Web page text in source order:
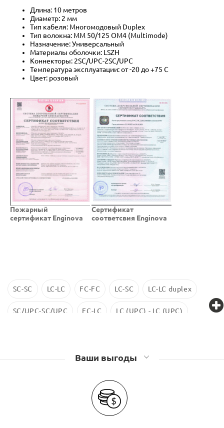
Длина: 10 метров
Диаметр: 2 мм
Тип кабеля: Многомодовый Duplex
Тип волокна: MM 50/125 OM4 (Multimode)
Назначение: Универсальный
Материалы оболочки: LSZH
Коннекторы: 2SC/UPC-2SC/UPC
Температура эксплуатации: от -20 до +75 C
Цвет: розовый
Пожарный
сертификат Enginova
Cертификат
соответсвия Enginova
SC-SC LC-LC FC-FC LC-SC LC-LC duplex
SC/UPC-SC/UPC FC-LC LC (UPC) - LC (UPC)
Ваши выгоды